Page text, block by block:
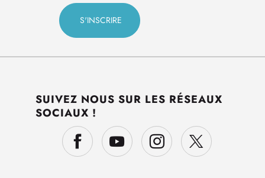
SUIVEZ NOUS SUR LES RÉSEAUX
SOCIAUX !